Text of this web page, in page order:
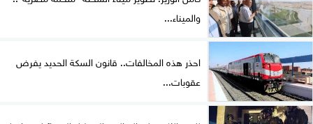
والميناء...
احذر هذه المخالفات.. قانون السكة الحديد يفرض
عقوبات...